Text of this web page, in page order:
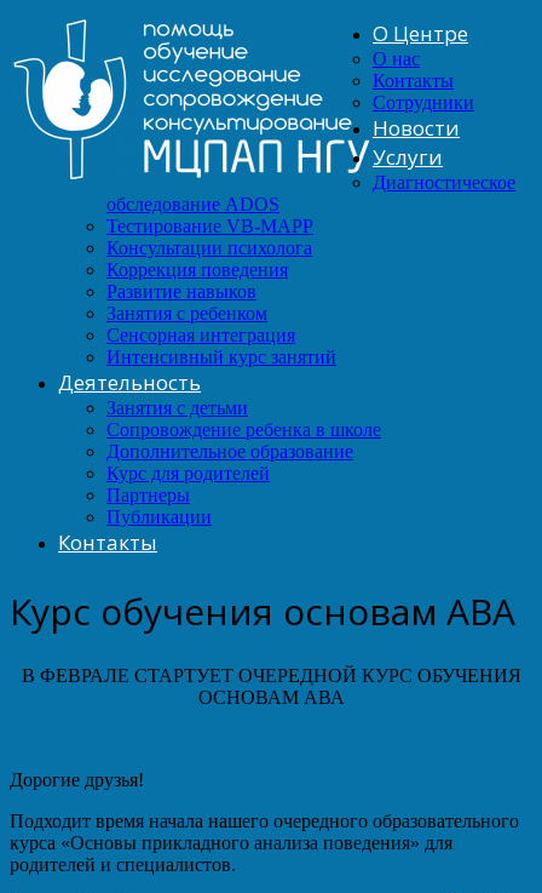
О Центре
О нас
Контакты
Сотрудники
Новости
Услуги
Диагностическое
обследование ADOS
Тестирование VB-MAPP
Консультации психолога
Коррекция поведения
Развитие навыков
Занятия с ребенком
Сенсорная интеграция
Интенсивный курс занятий
Деятельность
Занятия с детьми
Сопровождение ребенка в школе
Дополнительное образование
Курс для родителей
Партнеры
Публикации
Контакты
Курс обучения основам АВА
В ФЕВРАЛЕ СТАРТУЕТ ОЧЕРЕДНОЙ КУРС ОБУЧЕНИЯ
ОСНОВАМ АВА
Дорогие друзья!
Подходит время начала нашего очередного образовательного
курса «Основы прикладного анализа поведения» для
родителей и специалистов.